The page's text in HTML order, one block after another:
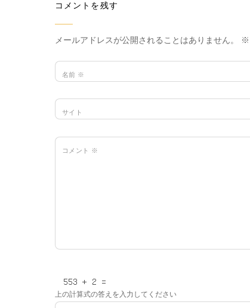
コメントを残す
メールアドレスが公開されることはありません。 ※
名前 ※
サイト
コメント ※
上の計算式の答えを入力してください